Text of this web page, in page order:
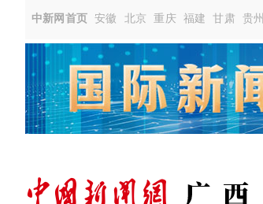
中新网首页 安徽 北京 重庆 福建 甘肃 贵州